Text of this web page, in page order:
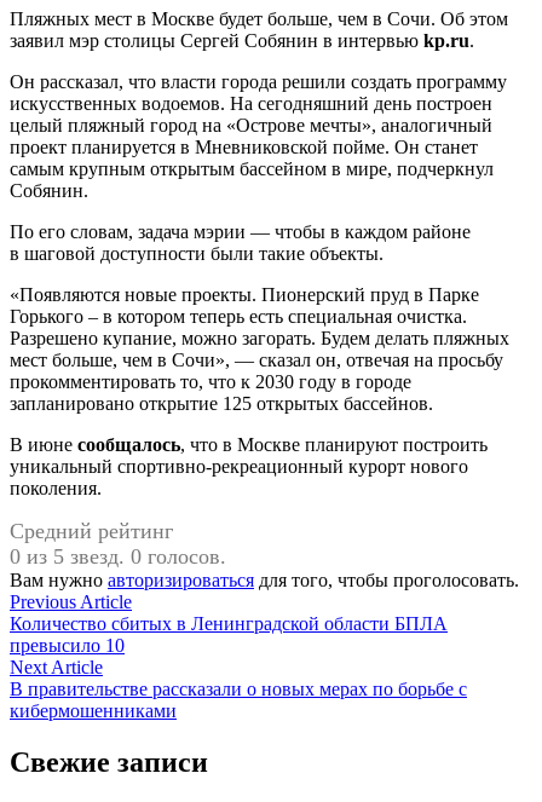
Пляжных мест в Москве будет больше, чем в Сочи. Об этом
заявил мэр столицы Сергей Собянин в интервью kp.ru.
Он рассказал, что власти города решили создать программу
искусственных водоемов. На сегодняшний день построен
целый пляжный город на «Острове мечты», аналогичный
проект планируется в Мневниковской пойме. Он станет
самым крупным открытым бассейном в мире, подчеркнул
Собянин.
По его словам, задача мэрии — чтобы в каждом районе
в шаговой доступности были такие объекты.
«Появляются новые проекты. Пионерский пруд в Парке
Горького – в котором теперь есть специальная очистка.
Разрешено купание, можно загорать. Будем делать пляжных
мест больше, чем в Сочи», — сказал он, отвечая на просьбу
прокомментировать то, что к 2030 году в городе
запланировано открытие 125 открытых бассейнов.
В июне сообщалось, что в Москве планируют построить
уникальный спортивно-рекреационный курорт нового
поколения.
Средний рейтинг
0 из 5 звезд. 0 голосов.
Вам нужно авторизироваться для того, чтобы проголосовать.
Навигация
по
записям
Previous ArticlePrevious
article:
Количество сбитых в Ленинградской области БПЛА
превысило 10
Next ArticleNext
article:
В правительстве рассказали о новых мерах по борьбе с
кибермошенниками
Свежие записи